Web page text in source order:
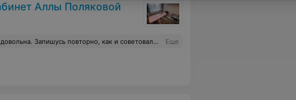
Аллы Поляковой
как и советовали, нужно пройти полный курс, что бы был заметен желаемый результат. Еще